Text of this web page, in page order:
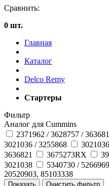
Сравнить:
0 шт.
Главная
Каталог
Delco Remy
Стартеры
Фильтр
Аналог для Cummins
2371962 / 3628757 /
3021036 / 3255868
3636821
3675273RX
3021038
5340730 /
20520903, 85103338